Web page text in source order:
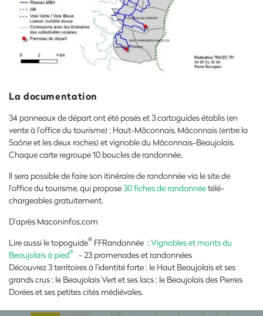
La documentation
34 panneaux de départ ont été posés et 3 cartoguides établis (en
vente à l’office du tourisme) : Haut-Mâconnais, Mâconnais (entre la
Saône et les deux roches) et vignoble du Mâconnais-Beaujolais.
Chaque carte regroupe 10 boucles de randonnée.
Il sera possible de faire son itinéraire de randonnée via le site de
l’office du tourisme, qui propose30 fiches de randonnéetélé-
chargeables gratuitement.
D’après Maconinfos.com
Lire aussi le topoguide® FFRandonnée : Vignobles et monts du
Beaujolais à pied® - 23 promenades et randonnées
Découvrez 3 territoires à l’identité forte : le Haut Beaujolais et ses
grands crus ; le Beaujolais Vert et ses lacs ; le Beaujolais des Pierres
Dorées et ses petites cités médiévales.